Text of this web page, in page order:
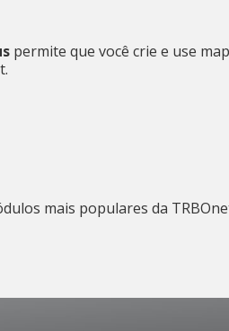
permite que você crie e use
mais populares da